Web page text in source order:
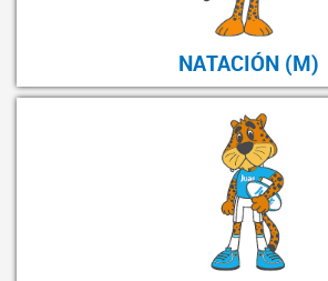
NATACIÓN (M)